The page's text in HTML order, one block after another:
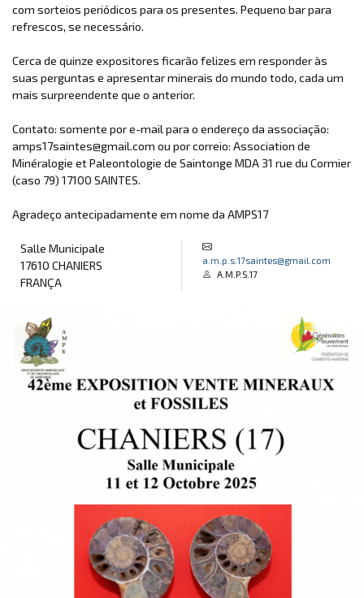
com sorteios periódicos para os presentes. Pequeno bar para
refrescos, se necessário.
Cerca de quinze expositores ficarão felizes em responder às
suas perguntas e apresentar minerais do mundo todo, cada um
mais surpreendente que o anterior.
Contato: somente por e-mail para o endereço da associação:
amps17saintes@gmail.com ou por correio: Association de
Minéralogie et Paleontologie de Saintonge MDA 31 rue du Cormier
(caso 79) 17100 SAINTES.
Agradeço antecipadamente em nome da AMPS17
Salle Municipale
17610 CHANIERS
FRANÇA
a.m.p.s.17saintes@gmail.com
A.M.P.S.17